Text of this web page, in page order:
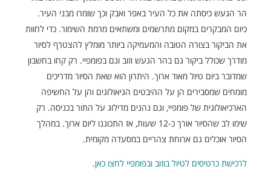
הר הגעש כיסתה את כל העיר באפר ואבק וכך שומרו מבני העיר.
כיום המבקרים במקום מתרשמים ומשתאים מרמת השימור. כדי לחוות
את הביקור בצורה הטובה והמעמיקה ביותר מומלץ להצטרף לסיור
מודרך שכולל ביקור גם בהר הגעש וזוב וגם בפומפיי. רק קחו בחשבון
שמדובר ביום טיול מאוד ארוך. היתרון הוא שאת הסיור מדריכים
מומחים שמסבירים הן על ההיבטים הגיאולוגים והן על החשיפה
הארכיאולוגית של פומפיי, וגם נהנים מדילוג על התור בכניסה. רק
שימו לב שהסיור אורך כ-12 שעות, אז התכוננו ליום ארוך. במהלך
הסיור אוכלים גם ארוחת צהריים במסעדה מקומית.
לרכישת כרטיסים לטיול בוזוב ובפומפיי לחצו כאן.